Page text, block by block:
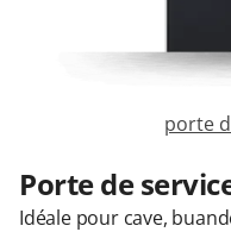
Conseils gratuits
porte
Porte de
Idéale pour cave,